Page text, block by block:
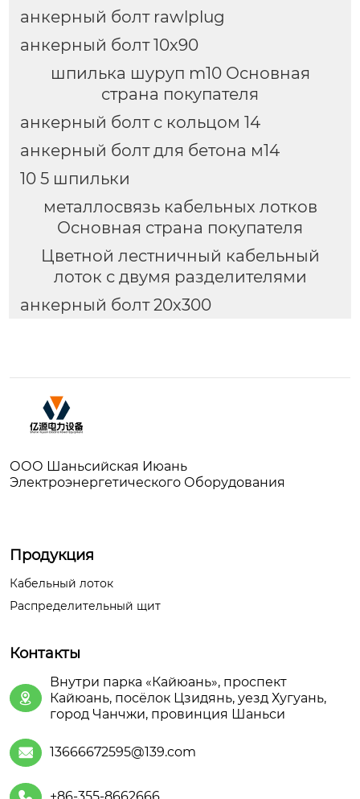
анкерный болт rawlplug
анкерный болт 10х90
шпилька шуруп m10 Основная
страна покупателя
анкерный болт с кольцом 14
анкерный болт для бетона м14
10 5 шпильки
металлосвязь кабельных лотков
Основная страна покупателя
Цветной лестничный кабельный
лоток с двумя разделителями
анкерный болт 20х300
ООО Шаньсийская Июань
Электроэнергетического Оборудования
Продукция
Кабельный лоток
Распределительный щит
Контакты

Внутри парка «Кайюань», проспект
Кайюань, посёлок Цзидянь, уезд Хугуань,
город Чанчжи, провинция Шаньси
 13666672595@139.com